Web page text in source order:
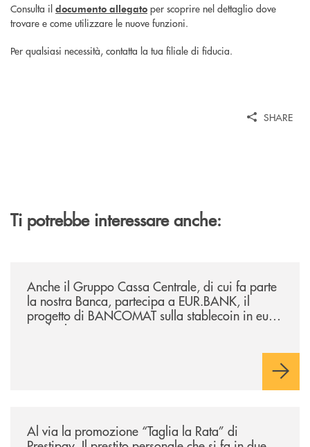
Consulta il documento allegato per scoprire nel dettaglio dove
trovare e come utilizzare le nuove funzioni.
Per qualsiasi necessità, contatta la tua filiale di fiducia.
SHARE
Ti potrebbe interessare anche:
Anche il Gruppo Cassa Centrale, di cui fa parte
la nostra Banca, partecipa a EUR.BANK, il
progetto di BANCOMAT sulla stablecoin in euro
e sul relativo ecosistema
Al via la promozione “Taglia la Rata” di